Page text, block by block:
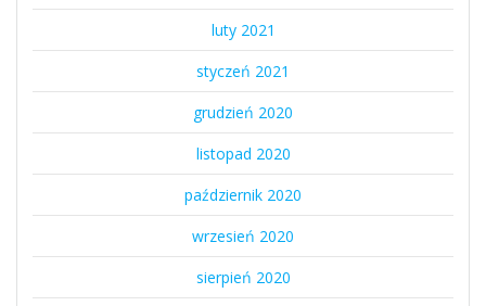
luty 2021
styczeń 2021
grudzień 2020
listopad 2020
październik 2020
wrzesień 2020
sierpień 2020